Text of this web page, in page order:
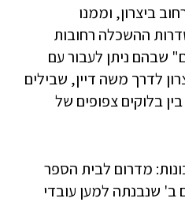
ביצרון, וממנו
ההשכלה רחובות
שבהם ניתן לעבור עם
לדרך משה דיין, שבילים
בלוקים צפופים של
מדרום לבית הספר
ב' שנבנתה למען עובדי